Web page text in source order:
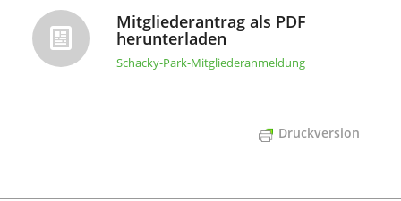
Mitgliederantrag als PDF
herunterladen
Schacky-Park-Mitgliederanmeldung
Druckversion